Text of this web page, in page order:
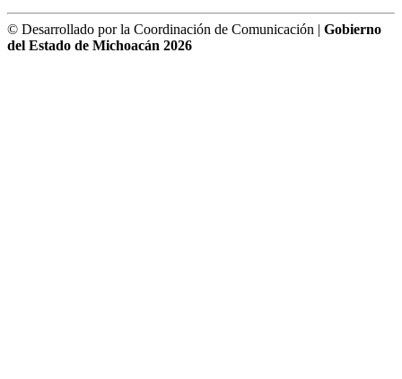
© Desarrollado por la Coordinación de Comunicación | Gobierno
del Estado de Michoacán 2026